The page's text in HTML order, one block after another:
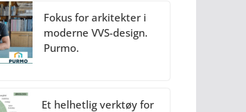
Fokus for arkitekter i
moderne VVS-design.
Purmo.
Et helhetlig verktøy for